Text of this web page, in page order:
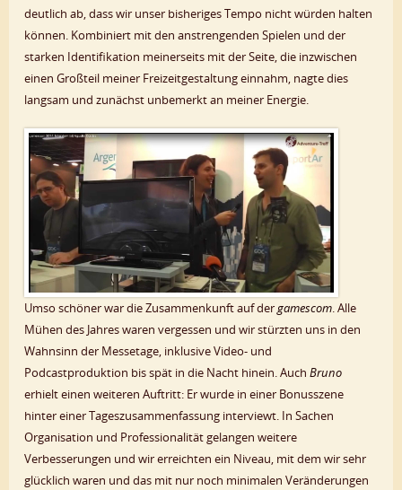
deutlich ab, dass wir unser bisheriges Tempo nicht würden halten
können. Kombiniert mit den anstrengenden Spielen und der
starken Identifikation meinerseits mit der Seite, die inzwischen
einen Großteil meiner Freizeitgestaltung einnahm, nagte dies
langsam und zunächst unbemerkt an meiner Energie.
Umso schöner war die Zusammenkunft auf dergamescom. Alle
Mühen des Jahres waren vergessen und wir stürzten uns in den
Wahnsinn der Messetage, inklusive Video- und
Podcastproduktion bis spät in die Nacht hinein. AuchBruno
erhielt einen weiteren Auftritt: Er wurde in einer Bonusszene
hinter einer Tageszusammenfassung interviewt. In Sachen
Organisation und Professionalität gelangen weitere
Verbesserungen und wir erreichten ein Niveau, mit dem wir sehr
glücklich waren und das mit nur noch minimalen Veränderungen